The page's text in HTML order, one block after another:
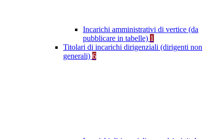
Incarichi amministrativi di vertice (da
pubblicare in tabelle) 1
Titolari di incarichi dirigenziali (dirigenti non
generali) 6